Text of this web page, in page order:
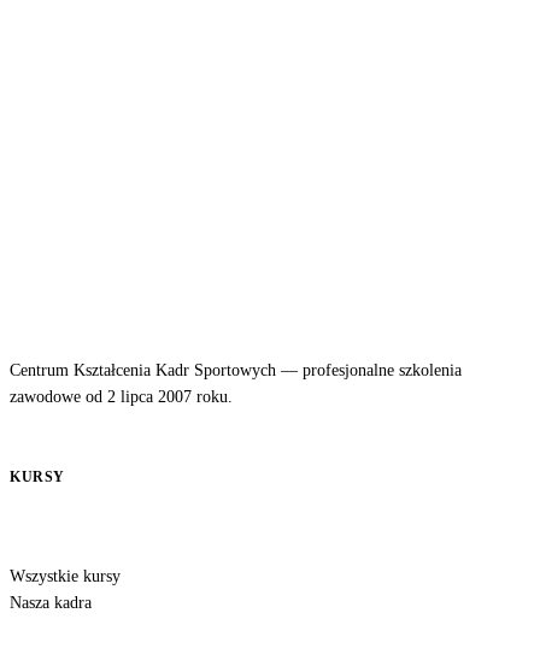
Centrum Kształcenia Kadr Sportowych — profesjonalne szkolenia
zawodowe od 2 lipca 2007 roku.
KURSY
Wszystkie kursy
Nasza kadra